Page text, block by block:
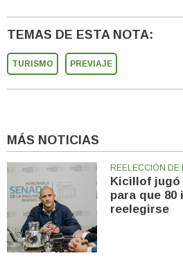
TEMAS DE ESTA NOTA:
TURISMO PREVIAJE
MÁS NOTICIAS
REELECCIÓN DE
Kicillof jugó
para que 80
reelegirse